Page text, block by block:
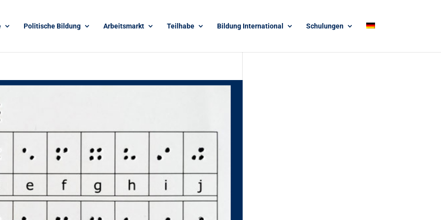
Politische Bildung Arbeitsmarkt Teilhabe Bildung International Schulungen